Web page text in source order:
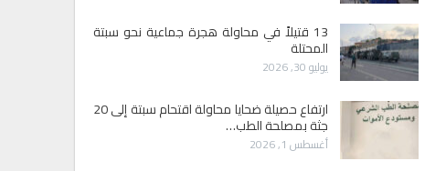
13 قتيلاً في محاولة هجرة جماعية نحو سبتة
المحتلة
يوليو 30, 2026
ارتفاع حصيلة ضحايا محاولة اقتحام سبتة إلى 20
جثة بمصلحة الطب…
أغسطس 1, 2026